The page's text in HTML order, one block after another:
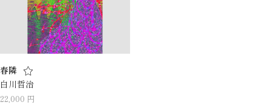
春隣
白川哲治
22,000 円